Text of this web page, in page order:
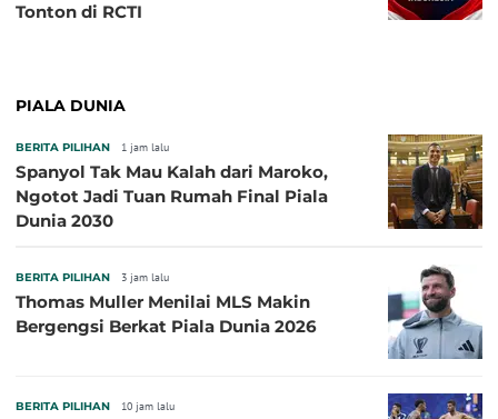
Tonton di RCTI
PIALA DUNIA
BERITA PILIHAN 1 jam lalu
Spanyol Tak Mau Kalah dari Maroko,
Ngotot Jadi Tuan Rumah Final Piala
Dunia 2030
BERITA PILIHAN 3 jam lalu
Thomas Muller Menilai MLS Makin
Bergengsi Berkat Piala Dunia 2026
BERITA PILIHAN 10 jam lalu